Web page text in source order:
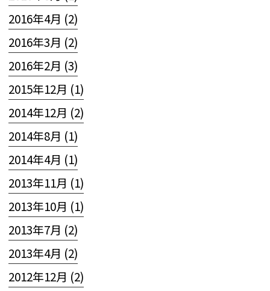
2016年4月 (2)
2016年3月 (2)
2016年2月 (3)
2015年12月 (1)
2014年12月 (2)
2014年8月 (1)
2014年4月 (1)
2013年11月 (1)
2013年10月 (1)
2013年7月 (2)
2013年4月 (2)
2012年12月 (2)